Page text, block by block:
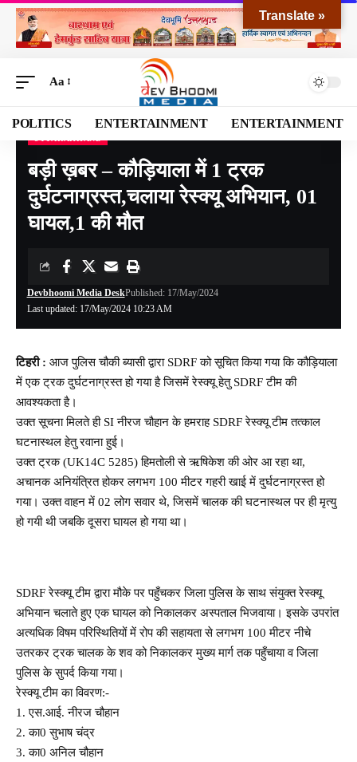
Aa
POLITICS ENTERTAINMENT ENTERTAINMENT
Devbhoomi Media Blog>NATIONAL>UTTARAKHAND>
बड़ी ख़बर – कौड़ियाला में 1 ट्रक
दुर्घटनाग्रस्त,चलाया रेस्क्यू अभियान, 01
घायल,1 की मौत
Last updated: 17/May/2024 10:23 AM
Devbhoomi Media DeskPublished: 17/May/2024
टिहरी : आज पुलिस चौकी ब्यासी द्वारा SDRF को सूचित किया गया कि कौड़ियाला
में एक ट्रक दुर्घटनाग्रस्त हो गया है जिसमें रेस्क्यू हेतु SDRF टीम की
आवश्यकता है।
उक्त सूचना मिलते ही SI नीरज चौहान के हमराह SDRF रेस्क्यू टीम तत्काल
घटनास्थल हेतु रवाना हुई।
उक्त ट्रक (UK14C 5285) हिमतोली से ऋषिकेश की ओर आ रहा था,
अचानक अनियंत्रित होकर लगभग 100 मीटर गहरी खाई में दुर्घटनाग्रस्त हो
गया। उक्त वाहन में 02 लोग सवार थे, जिसमें चालक की घटनास्थल पर ही मृत्यु
हो गयी थी जबकि दूसरा घायल हो गया था।
SDRF रेस्क्यू टीम द्वारा मौके पर पहुँचकर जिला पुलिस के साथ संयुक्त रेस्क्यू
अभियान चलाते हुए एक घायल को निकालकर अस्पताल भिजवाया। इसके उपरांत
अत्यधिक विषम परिस्थितियों में रोप की सहायता से लगभग 100 मीटर नीचे
उतरकर ट्रक चालक के शव को निकालकर मुख्य मार्ग तक पहुँचाया व जिला
पुलिस के सुपर्द किया गया।
रेस्क्यू टीम का विवरण:-
1. एस.आई. नीरज चौहान
2. का0 सुभाष चंद्र
3. का0 अनिल चौहान
Translate »